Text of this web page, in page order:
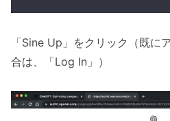
「Sine Up」をクリック（既に
合は、「Log In」）